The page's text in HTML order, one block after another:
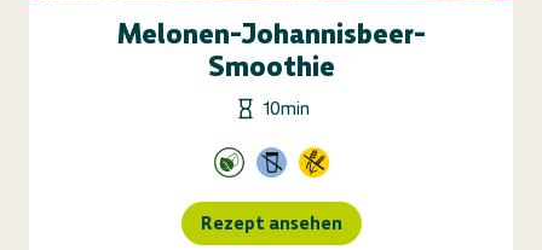
Melonen-Johannisbeer-
Smoothie
10min
Rezept ansehen